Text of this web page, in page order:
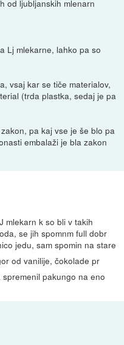
od ljubljanskih mlenarn
Lj mlekarne, lahko pa so
vsaj kar se tiče materialov,
(trda plastka, sedaj je pa
pa kaj vse je še blo pa
embalaži je bla zakon
mlekarn k so bli v takih
se jih spomnm full dobr
jedu, sam spomin na stare
od vanilije, čokolade pr
spremenil pakungo na eno